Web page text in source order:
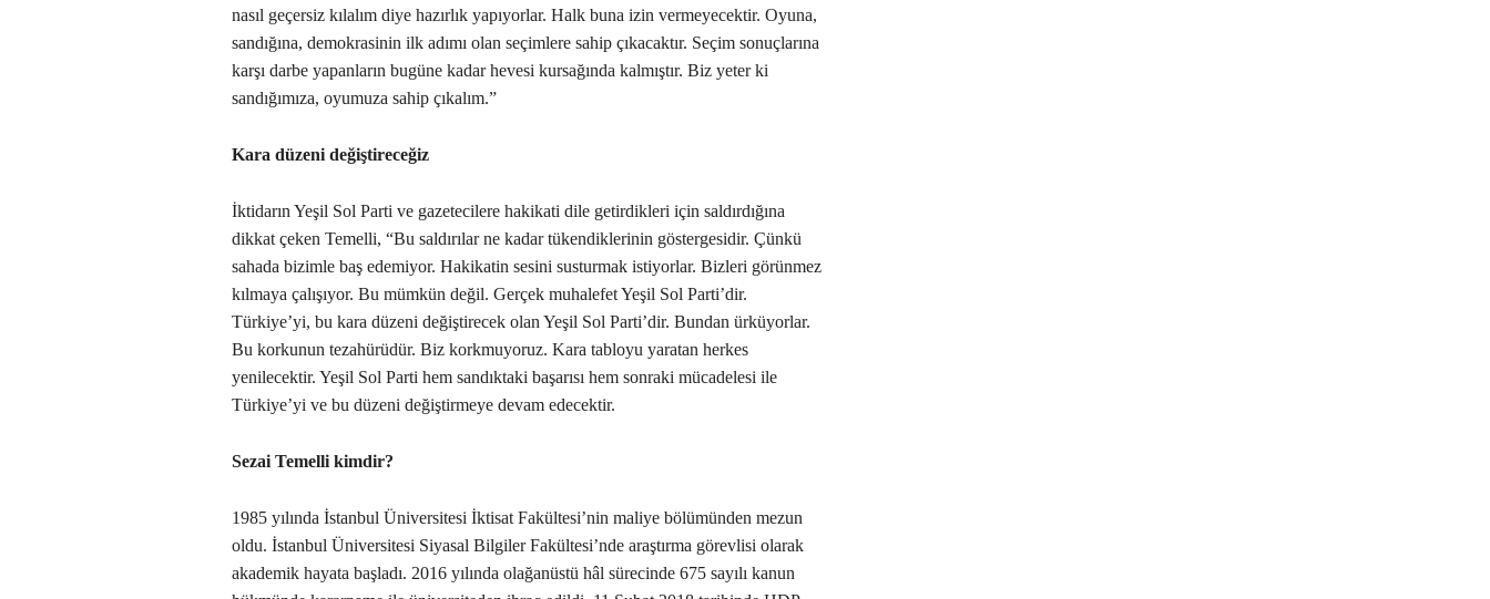
nasıl geçersiz kılalım diye hazırlık yapıyorlar. Halk buna izin vermeyecektir. Oyuna,
sandığına, demokrasinin ilk adımı olan seçimlere sahip çıkacaktır. Seçim sonuçlarına
karşı darbe yapanların bugüne kadar hevesi kursağında kalmıştır. Biz yeter ki
sandığımıza, oyumuza sahip çıkalım.”
Kara düzeni değiştireceğiz
İktidarın Yeşil Sol Parti ve gazetecilere hakikati dile getirdikleri için saldırdığına
dikkat çeken Temelli, “Bu saldırılar ne kadar tükendiklerinin göstergesidir. Çünkü
sahada bizimle baş edemiyor. Hakikatin sesini susturmak istiyorlar. Bizleri görünmez
kılmaya çalışıyor. Bu mümkün değil. Gerçek muhalefet Yeşil Sol Parti’dir.
Türkiye’yi, bu kara düzeni değiştirecek olan Yeşil Sol Parti’dir. Bundan ürküyorlar.
Bu korkunun tezahürüdür. Biz korkmuyoruz. Kara tabloyu yaratan herkes
yenilecektir. Yeşil Sol Parti hem sandıktaki başarısı hem sonraki mücadelesi ile
Türkiye’yi ve bu düzeni değiştirmeye devam edecektir.
Sezai Temelli kimdir?
1985 yılında İstanbul Üniversitesi İktisat Fakültesi’nin maliye bölümünden mezun
oldu. İstanbul Üniversitesi Siyasal Bilgiler Fakültesi’nde araştırma görevlisi olarak
akademik hayata başladı. 2016 yılında olağanüstü hâl sürecinde 675 sayılı kanun